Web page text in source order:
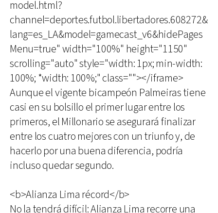
model.html?
channel=deportes.futbol.libertadores.608272&
lang=es_LA&model=gamecast_v6&hidePages
Menu=true" width="100%" height="1150"
scrolling="auto" style="width: 1px; min-width:
100%; *width: 100%;" class=""></iframe>
Aunque el vigente bicampeón Palmeiras tiene
casi en su bolsillo el primer lugar entre los
primeros, el Millonario se asegurará finalizar
entre los cuatro mejores con un triunfo y, de
hacerlo por una buena diferencia, podría
incluso quedar segundo.
<b>Alianza Lima récord</b>
No la tendrá difícil: Alianza Lima recorre una